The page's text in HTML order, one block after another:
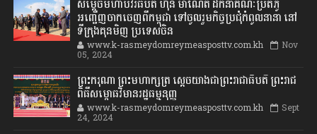
សម្តេចមហាបវរធិបតី ហ៊ុន ម៉ាណែត ដឹកនាំគណៈប្រតិភូ
អញ្ជើញចាកចេញពីកម្ពុជា ទៅចូលរួមកិច្ចប្រជុំកំពូលនានា នៅ
ទីក្រុងគុនមិញ ប្រទេសចិន
www.k-rasmeydomreymeasposttv.com.kh Nov
05, 2024
ព្រះករុណា ព្រះមហាក្សត្រ ស្តេចយាងជាព្រះរាជាធិបតី ព្រះរាជ
ពិធីសម្ពោធវិមានរដ្ឋធម្មនុញ្ញ
www.k-rasmeydomreymeasposttv.com.kh Sept
24, 2024